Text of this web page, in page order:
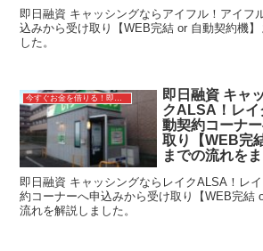
即日融資 キャッシングならアイフル！アイフ
込みから受け取り【WEB完結 or 自動契約機
した。
今すぐお金を借りる！即日融資キャッシング
即日融資 キャ
クALSA！レ
動契約コーナ
取り【WEB完
までの流れを
即日融資 キャッシングならレイクALSA！レ
約コーナーへ申込みから受け取り【WEB完結
流れを解説しました。